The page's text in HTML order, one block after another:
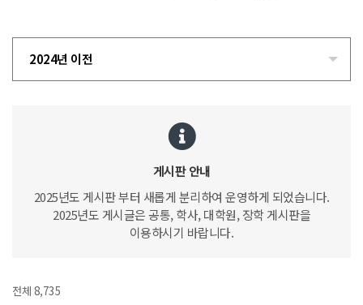
2024년 이전
게시판 안내
2025년도 게시판 부터 새롭게 분리하여 운영하게 되었습니다.
2025년도 게시글은 공통, 학사, 대학원, 장학 게시판을
이용하시기 바랍니다.
전체 8,735